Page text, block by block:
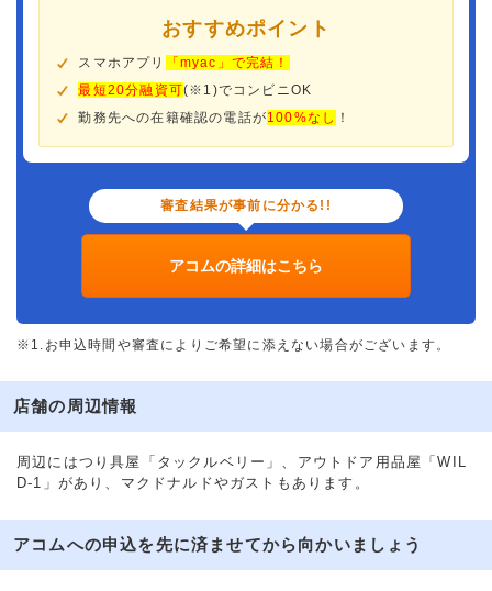
おすすめポイント
スマホアプリ
「myac」で完結！
最短20分融資可(※1)でコンビニOK
勤務先への在籍確認の電話が100%なし ！
審査結果が事前に分かる!!
アコムの詳細はこちら
※1.お申込時間や審査によりご希望に添えない場合がございます。
店舗の周辺情報
周辺にはつり具屋「タックルベリー」、アウトドア用品屋「WIL
D-1」があり、マクドナルドやガストもあります。
アコムへの申込を先に済ませてから向かいましょう